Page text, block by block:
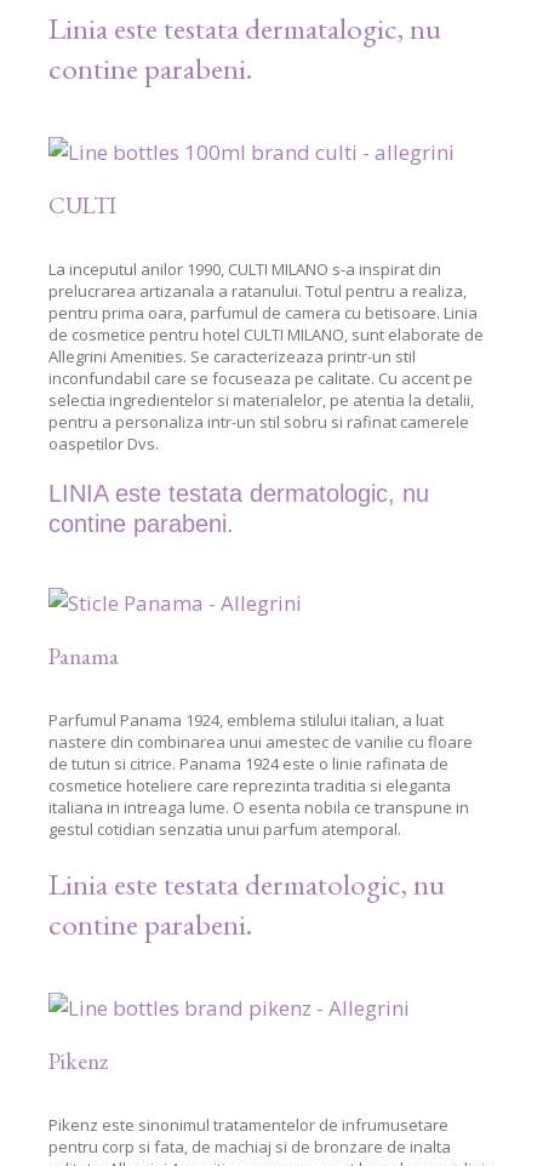
Linia este testata dermatalogic, nu
contine parabeni.
CULTI
La inceputul anilor 1990, CULTI MILANO s-a inspirat din
prelucrarea artizanala a ratanului. Totul pentru a realiza,
pentru prima oara, parfumul de camera cu betisoare. Linia
de cosmetice pentru hotel CULTI MILANO, sunt elaborate de
Allegrini Amenities. Se caracterizeaza printr-un stil
inconfundabil care se focuseaza pe calitate. Cu accent pe
selectia ingredientelor si materialelor, pe atentia la detalii,
pentru a personaliza intr-un stil sobru si rafinat camerele
oaspetilor Dvs.
LINIA este testata dermatologic, nu
contine parabeni.
Panama
Parfumul Panama 1924, emblema stilului italian, a luat
nastere din combinarea unui amestec de vanilie cu floare
de tutun si citrice. Panama 1924 este o linie rafinata de
cosmetice hoteliere care reprezinta traditia si eleganta
italiana in intreaga lume. O esenta nobila ce transpune in
gestul cotidian senzatia unui parfum atemporal.
Linia este testata dermatologic, nu
contine parabeni.
Pikenz
Pikenz este sinonimul tratamentelor de infrumusetare
pentru corp si fata, de machiaj si de bronzare de inalta